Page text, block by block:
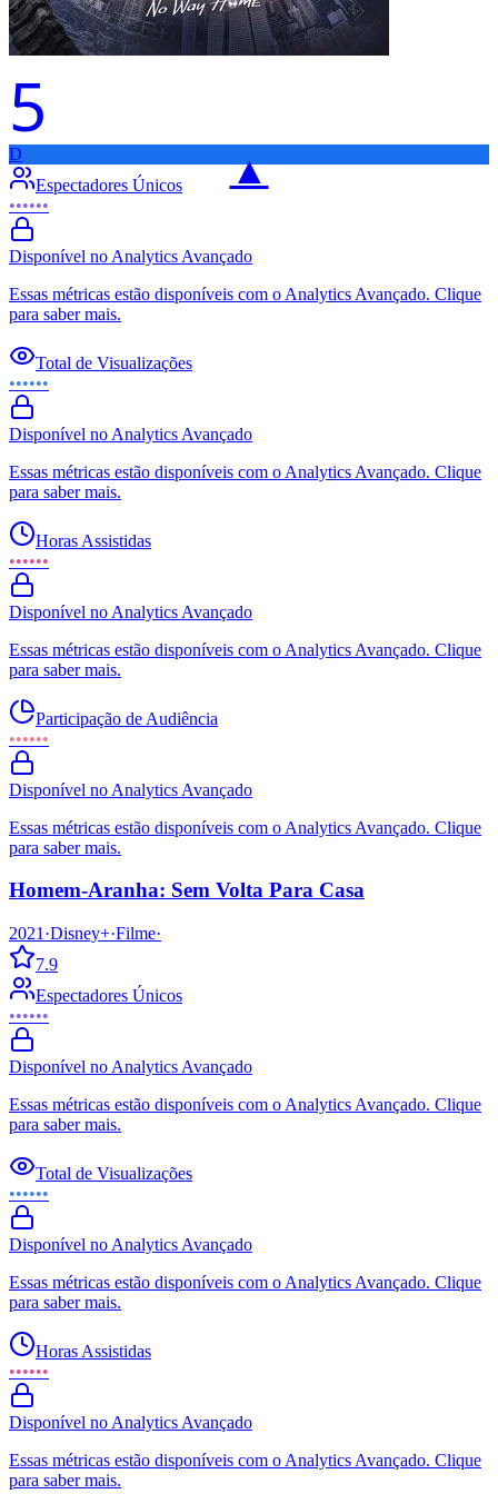
5
▲
D
Espectadores Únicos
••••••
Disponível no Analytics Avançado
Essas métricas estão disponíveis com o Analytics Avançado. Clique
para saber mais.
Total de Visualizações
••••••
Disponível no Analytics Avançado
Essas métricas estão disponíveis com o Analytics Avançado. Clique
para saber mais.
Horas Assistidas
••••••
Disponível no Analytics Avançado
Essas métricas estão disponíveis com o Analytics Avançado. Clique
para saber mais.
Participação de Audiência
••••••
Disponível no Analytics Avançado
Essas métricas estão disponíveis com o Analytics Avançado. Clique
para saber mais.
Homem-Aranha: Sem Volta Para Casa
2021 ·Disney+·Filme·
7.9
Espectadores Únicos
••••••
Disponível no Analytics Avançado
Essas métricas estão disponíveis com o Analytics Avançado. Clique
para saber mais.
Total de Visualizações
••••••
Disponível no Analytics Avançado
Essas métricas estão disponíveis com o Analytics Avançado. Clique
para saber mais.
Horas Assistidas
••••••
Disponível no Analytics Avançado
Essas métricas estão disponíveis com o Analytics Avançado. Clique
para saber mais.